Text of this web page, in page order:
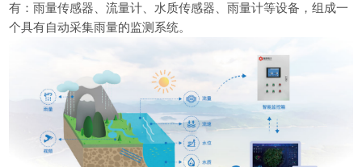
有：雨量传感器、流量计、水质传感器、雨量计等设备，组成一
个具有自动采集雨量的监测系统。